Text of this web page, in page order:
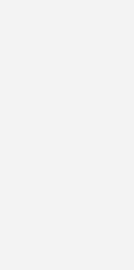
Sortiment – direkt
Neben Luft-
und
neuartige
und effiziente
zu den jeweiligen
Wer auf
findet
technischen
zur Strom- und
Solarthermie